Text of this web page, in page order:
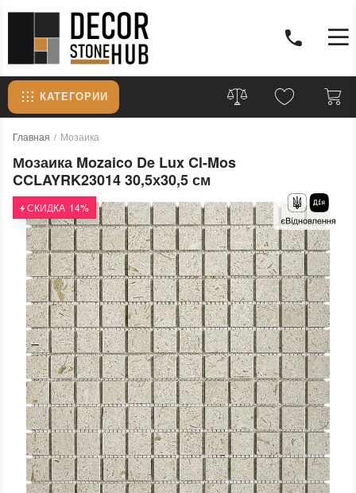
КАТЕГОРИИ
Главная Мозаика
Мозаика Mozaico De Lux Cl-Mos
CCLAYRK23014 30,5х30,5 см
СКИДКА 14%